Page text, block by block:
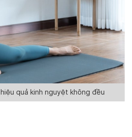
quả kinh nguyệt không đều